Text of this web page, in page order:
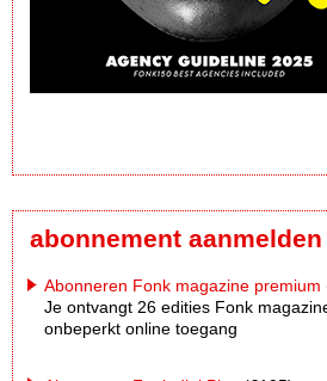
abonnement aanmelden
Abonneren Fonk magazine premium
Je ontvangt 26 edities Fonk
onbeperkt online toegang